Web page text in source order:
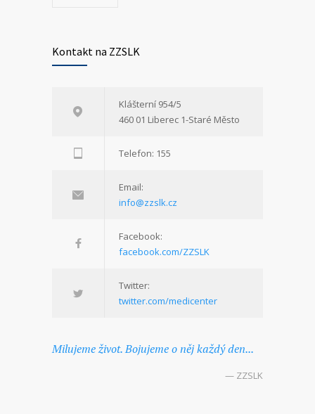
Kontakt na ZZSLK
Klášterní 954/5
460 01 Liberec 1-Staré Město
Telefon: 155
Email:
info@zzslk.cz
Facebook:
facebook.com/ZZSLK
Twitter:
twitter.com/medicenter
Milujeme život. Bojujeme o něj každý den...
— ZZSLK